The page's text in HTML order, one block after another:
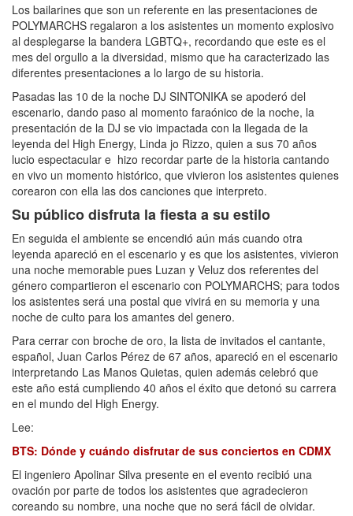
Los bailarines que son un referente en las presentaciones de
POLYMARCHS regalaron a los asistentes un momento explosivo
al desplegarse la bandera LGBTQ+, recordando que este es el
mes del orgullo a la diversidad, mismo que ha caracterizado las
diferentes presentaciones a lo largo de su historia.
Pasadas las 10 de la noche DJ SINTONIKA se apoderó del
escenario, dando paso al momento faraónico de la noche, la
presentación de la DJ se vio impactada con la llegada de la
leyenda del High Energy, Linda jo Rizzo, quien a sus 70 años
lucio espectacular e hizo recordar parte de la historia cantando
en vivo un momento histórico, que vivieron los asistentes quienes
corearon con ella las dos canciones que interpreto.
Su público disfruta la fiesta a su estilo
En seguida el ambiente se encendió aún más cuando otra
leyenda apareció en el escenario y es que los asistentes, vivieron
una noche memorable pues Luzan y Veluz dos referentes del
género compartieron el escenario con POLYMARCHS; para todos
los asistentes será una postal que vivirá en su memoria y una
noche de culto para los amantes del genero.
Para cerrar con broche de oro, la lista de invitados el cantante,
español, Juan Carlos Pérez de 67 años, apareció en el escenario
interpretando Las Manos Quietas, quien además celebró que
este año está cumpliendo 40 años el éxito que detonó su carrera
en el mundo del High Energy.
Lee:
BTS: Dónde y cuándo disfrutar de sus conciertos en CDMX
El ingeniero Apolinar Silva presente en el evento recibió una
ovación por parte de todos los asistentes que agradecieron
coreando su nombre, una noche que no será fácil de olvidar.